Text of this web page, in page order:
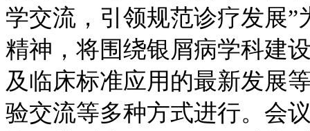
学交流，引领规范诊疗发展”
精神，将围绕银屑病学科建
及临床标准应用的最新发展
验交流等多种方式进行。会